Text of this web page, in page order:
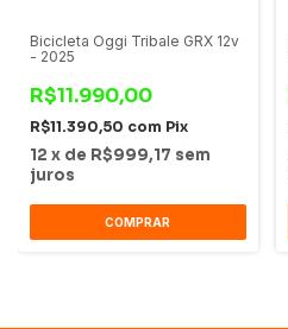
Bicicleta Oggi Tribale GRX 12v
- 2025
R$11.990,00
R$11.390,50 com Pix
12 x de R$999,17 sem
juros
COMPRAR